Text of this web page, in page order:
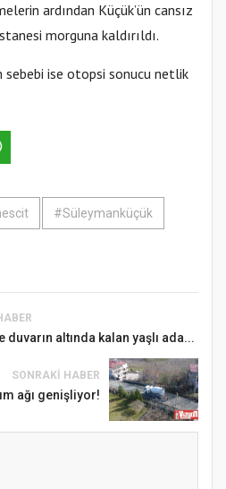
ardından Küçük’ün cansız
morguna kaldırıldı.
sebebi ise otopsi sonucu netlik
#Süleymanküçük
duvarın altında kalan yaşlı ada...
SONRAKI HABER
ağı genişliyor!